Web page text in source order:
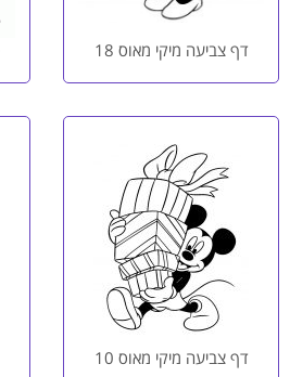
דף צביעה מיקי מאוס 18
דף צביעה מיקי מאוס 10